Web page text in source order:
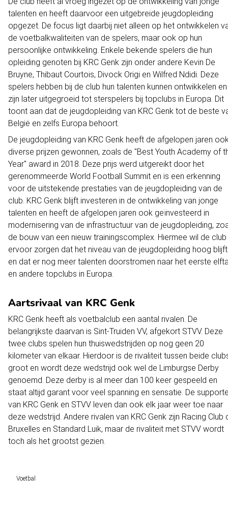
talenten en heeft daarvoor een uitgebreide jeugdopleiding
opgezet. De focus ligt daarbij niet alleen op het ontwikkelen
de voetbalkwaliteiten van de spelers, maar ook op hun
persoonlijke ontwikkeling. Enkele bekende spelers die hun
opleiding genoten bij KRC Genk zijn onder andere Kevin De
Bruyne, Thibaut Courtois, Divock Origi en Wilfred Ndidi. Deze
spelers hebben bij de club hun talenten kunnen ontwikkelen en
zijn later uitgegroeid tot sterspelers bij topclubs in Europa. Dit
toont aan dat de jeugdopleiding van KRC Genk tot de beste
België en zelfs Europa behoort.
De jeugdopleiding van KRC Genk heeft de afgelopen jaren
diverse prijzen gewonnen, zoals de "Best Youth Academy of
Year" award in 2018. Deze prijs werd uitgereikt door het
gerenommeerde World Football Summit en is een erkenning
voor de uitstekende prestaties van de jeugdopleiding van de
club. KRC Genk blijft investeren in de ontwikkeling van jonge
talenten en heeft de afgelopen jaren ook geïnvesteerd in
modernisering van de infrastructuur van de jeugdopleiding,
de bouw van een nieuw trainingscomplex. Hiermee wil de club
ervoor zorgen dat het niveau van de jeugdopleiding hoog blijft
en dat er nog meer talenten doorstromen naar het eerste
en andere topclubs in Europa.
Aartsrivaal van KRC Genk
KRC Genk heeft als voetbalclub een aantal rivalen. De
belangrijkste daarvan is Sint-Truiden VV, afgekort STVV. Deze
twee clubs spelen hun thuiswedstrijden op nog geen 20
kilometer van elkaar. Hierdoor is de rivaliteit tussen beide
groot en wordt deze wedstrijd ook wel de Limburgse Derby
genoemd. Deze derby is al meer dan 100 keer gespeeld en
staat altijd garant voor veel spanning en sensatie. De
van KRC Genk en STVV leven dan ook elk jaar weer toe naar
deze wedstrijd. Andere rivalen van KRC Genk zijn Racing Club
Bruxelles en Standard Luik, maar de rivaliteit met STVV wordt
toch als het grootst gezien.
Voetbal